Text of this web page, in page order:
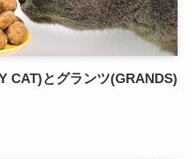
CAT)とグランツ(GRANDS)